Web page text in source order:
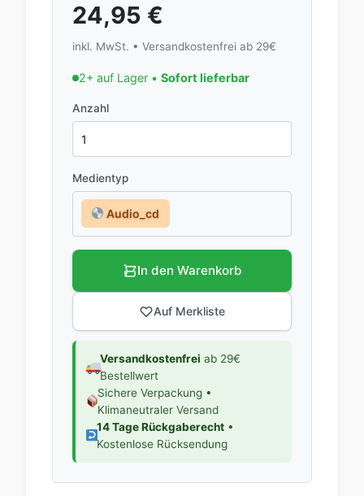
24,95 €
inkl. MwSt. • Versandkostenfrei ab 29€
2+ auf Lager • Sofort lieferbar
Anzahl
Medientyp
Audio_cd
In den Warenkorb
Auf Merkliste
Versandkostenfrei ab 29€
Bestellwert
Sichere Verpackung •
Klimaneutraler Versand
14 Tage Rückgaberecht•
Kostenlose Rücksendung